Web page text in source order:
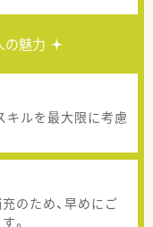
の魅力
キルを最大限に考慮
のため、早めにご
。